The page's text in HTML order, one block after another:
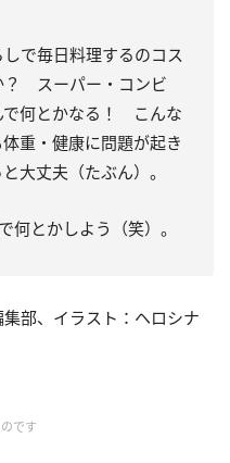
で毎日料理するのコス
？ スーパー・コンビ
で何とかなる！ こんな
重・健康に問題が起き
大丈夫（たぶん）。
とかしよう（笑）。
集部、イラスト：ヘロシナ
です